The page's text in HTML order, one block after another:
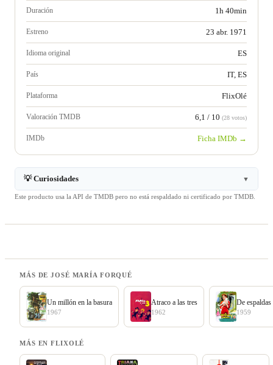
Duración 1h 40min
Estreno 23 abr. 1971
Idioma original ES
País IT, ES
Plataforma FlixOlé
Valoración TMDB 6,1 / 10 (28 votos)
IMDb Ficha IMDb →
💡 Curiosidades ▼
Este producto usa la API de TMDB pero no está respaldado ni certificado por TMDB.
MÁS DE JOSÉ MARÍA FORQUÉ
Un millón en la basura
1967
Atraco a las tres
1962
De espaldas
1959
MÁS EN FLIXOLÉ